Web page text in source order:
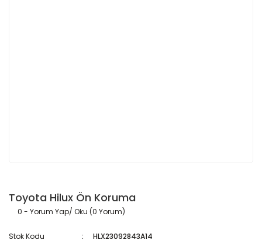
Toyota Hilux Ön Koruma
0 - Yorum Yap/ Oku (0 Yorum)
Stok Kodu HLX23092843A14